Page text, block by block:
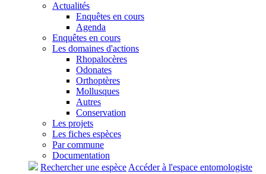
Actualités
Enquêtes en cours
Agenda
Enquêtes en cours
Les domaines d'actions
Rhopalocères
Odonates
Orthoptères
Mollusques
Autres
Conservation
Les projets
Les fiches espèces
Par commune
Documentation
Rechercher une espèce Accéder à l'espace entomologiste